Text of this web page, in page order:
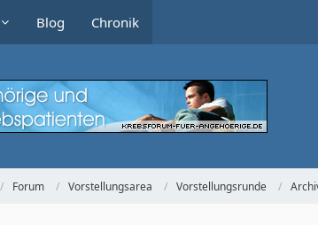
Blog Chronik
Forum Vorstellungsarea Vorstellungsrunde